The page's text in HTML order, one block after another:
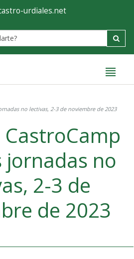
urdiales.net
Label
Campus CastroCamp para las jornadas no lectivas, 2-3 de noviembre de 2023
jornadas no
3 de
de 2023